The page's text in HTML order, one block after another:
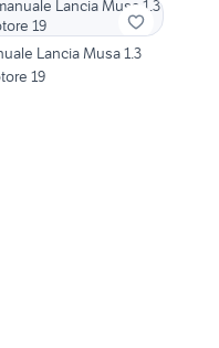
Lancia Musa 1.3
19